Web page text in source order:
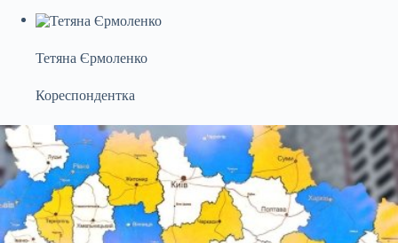
Тетяна Єрмоленко
Кореспондентка